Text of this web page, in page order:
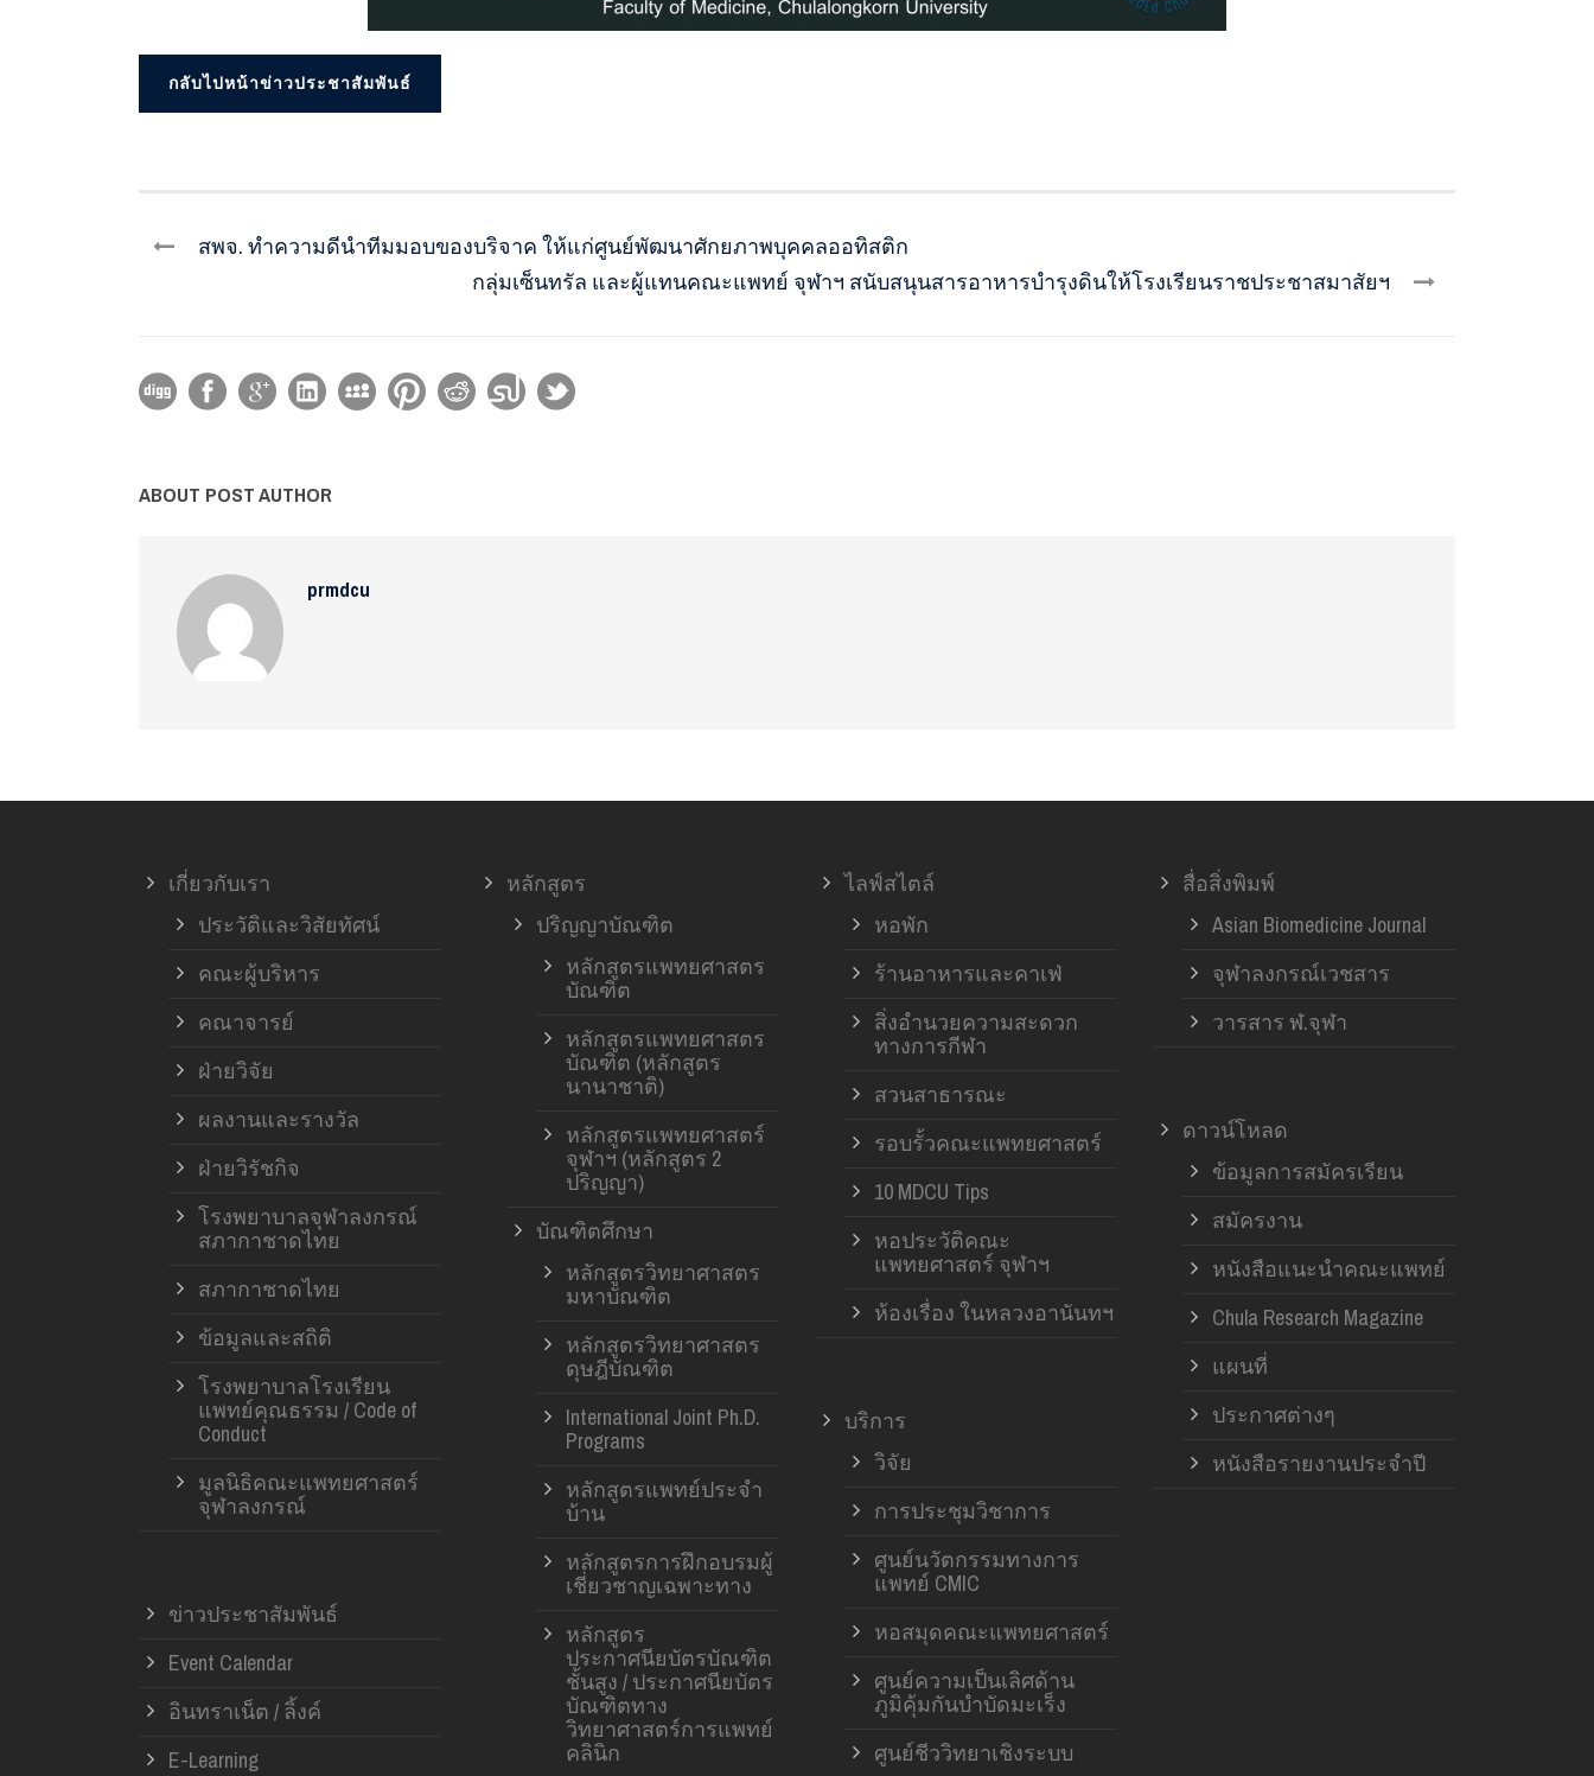
กลับไปหน้าข่าวประชาสัมพันธ์
สพจ. ทำความดีนำทีมมอบของบริจาค ให้แก่ศูนย์พัฒนาศักยภาพบุคคลออทิสติก
กลุ่มเซ็นทรัล และผู้แทนคณะแพทย์ จุฬาฯ สนับสนุนสารอาหารบำรุงดินให้โรงเรียนราชประชาสมาสัยฯ
ABOUT POST AUTHOR
prmdcu
เกี่ยวกับเรา
ประวัติและวิสัยทัศน์
คณะผู้บริหาร
คณาจารย์
ฝ่ายวิจัย
ผลงานและรางวัล
ฝ่ายวิรัชกิจ
โรงพยาบาลจุฬาลงกรณ์
สภากาชาดไทย
สภากาชาดไทย
ข้อมูลและสถิติ
โรงพยาบาลโรงเรียน
แพทย์คุณธรรม / Code of
Conduct
มูลนิธิคณะแพทยศาสตร์
จุฬาลงกรณ์
ข่าวประชาสัมพันธ์
Event Calendar
อินทราเน็ต / ลิ้งค์
E-Learning
หลักสูตร
ปริญญาบัณฑิต
หลักสูตรแพทยศาสตร
บัณฑิต
หลักสูตรแพทยศาสตร
บัณฑิต (หลักสูตร
นานาชาติ)
หลักสูตรแพทยศาสตร์
จุฬาฯ (หลักสูตร 2
ปริญญา)
บัณฑิตศึกษา
หลักสูตรวิทยาศาสตร
มหาบัณฑิต
หลักสูตรวิทยาศาสตร
ดุษฎีบัณฑิต
International Joint Ph.D.
Programs
หลักสูตรแพทย์ประจำ
บ้าน
หลักสูตรการฝึกอบรมผู้
เชี่ยวชาญเฉพาะทาง
หลักสูตร
ประกาศนียบัตรบัณฑิต
ชั้นสูง / ประกาศนียบัตร
บัณฑิตทาง
วิทยาศาสตร์การแพทย์
คลินิก
ไลฟ์สไตล์
หอพัก
ร้านอาหารและคาเฟ่
สิ่งอำนวยความสะดวก
ทางการกีฬา
สวนสาธารณะ
รอบรั้วคณะแพทยศาสตร์
10 MDCU Tips
หอประวัติคณะ
แพทยศาสตร์ จุฬาฯ
ห้องเรื่อง ในหลวงอานันทฯ
บริการ
วิจัย
การประชุมวิชาการ
ศูนย์นวัตกรรมทางการ
แพทย์ CMIC
หอสมุดคณะแพทยศาสตร์
ศูนย์ความเป็นเลิศด้าน
ภูมิคุ้มกันบำบัดมะเร็ง
ศูนย์ชีววิทยาเชิงระบบ
สื่อสิ่งพิมพ์
Asian Biomedicine Journal
จุฬาลงกรณ์เวชสาร
วารสาร ฬ.จุฬา
ดาวน์โหลด
ข้อมูลการสมัครเรียน
สมัครงาน
หนังสือแนะนำคณะแพทย์
Chula Research Magazine
แผนที่
ประกาศต่างๆ
หนังสือรายงานประจำปี